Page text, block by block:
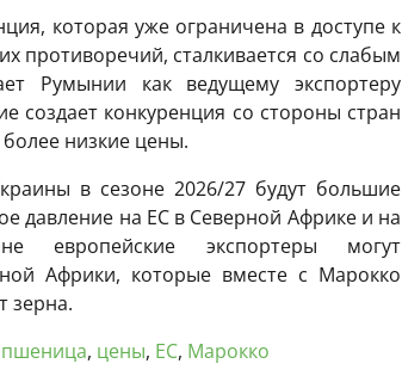
которая уже ограничена в доступе к
противоречий, сталкивается со слабым
Румынии как ведущему экспортеру
создает конкуренция со стороны стран
низкие цены.
в сезоне 2026/27 будут большие
давление на ЕС в Северной Африке и на
экспортеры могут
Африки, которые вместе с Марокко
зерна.
пшеница, цены, ЕС, Марокко